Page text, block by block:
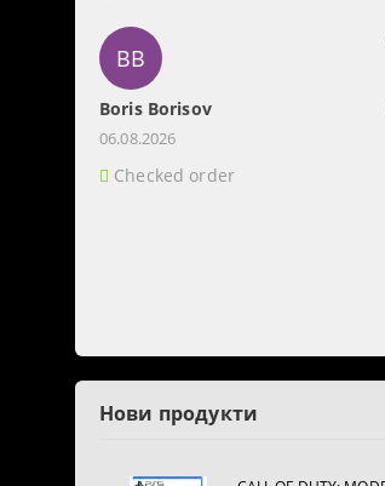
BB
Boris Borisov
06.08.2026
Checked order
Нови продукти